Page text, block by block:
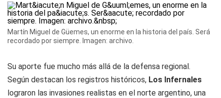
Martín Miguel de Güemes, un enorme en la historia del país. Será
recordado por siempre. Imagen: archivo.
Su aporte fue mucho más allá de la defensa regional.
Según destacan los registros históricos, Los Infernales
lograron las invasiones realistas en el norte argentino, una